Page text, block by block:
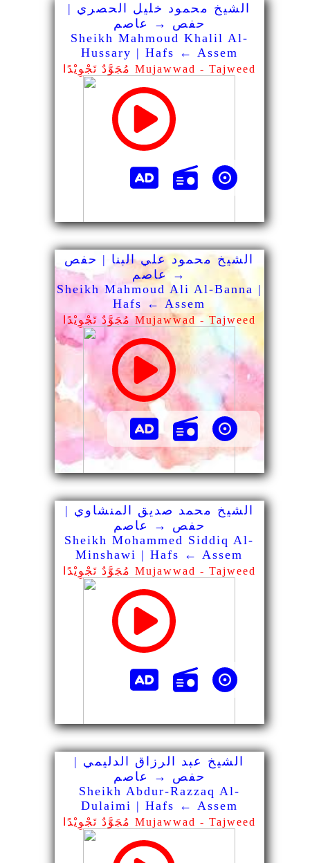
الشيخ محمود خليل الحصري |
حفص → عاصم
Sheikh Mahmoud Khalil Al-
Hussary | Hafs ← Assem
مُجَوَّدٌ تَجْوِيْدًا Mujawwad - Tajweed
الشيخ محمود علي البنا | حفص
→ عاصم
Sheikh Mahmoud Ali Al-Banna |
Hafs ← Assem
مُجَوَّدٌ تَجْوِيْدًا Mujawwad - Tajweed
الشيخ محمد صديق المنشاوي |
حفص → عاصم
Sheikh Mohammed Siddiq Al-
Minshawi | Hafs ← Assem
مُجَوَّدٌ تَجْوِيْدًا Mujawwad - Tajweed
الشيخ عبد الرزاق الدليمي |
حفص → عاصم
Sheikh Abdur-Razzaq Al-
Dulaimi | Hafs ← Assem
مُجَوَّدٌ تَجْوِيْدًا Mujawwad - Tajweed